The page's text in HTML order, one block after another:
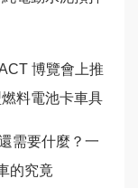
博覽會上推
料電池卡車具
需要什麼？一
的究竟